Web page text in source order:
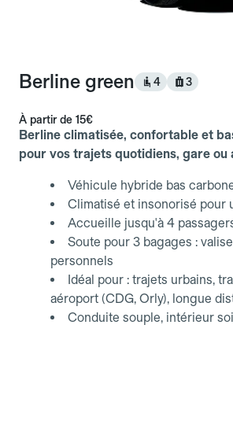
Berline green 4 3
À partir de 15€
Berline climatisée, confortable et
pour vos trajets quotidiens, gare ou
Véhicule hybride bas
Climatisé et insonorisé pour
Accueille jusqu'à 4
Soute pour 3 bagages :
personnels
Idéal pour : trajets urbains,
aéroport (CDG, Orly), longue
Conduite souple, intérieur